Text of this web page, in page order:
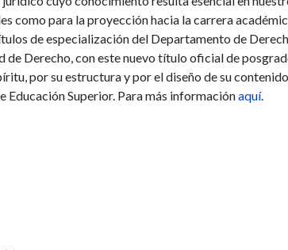
como para la proyección hacia la carrera
de especialización del Departamento de
Derecho, con este nuevo título oficial de
por su estructura y por el diseño de su
Educación Superior. Para más informaciónaquí.